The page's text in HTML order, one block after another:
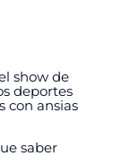
show de
deportes
con ansias
saber